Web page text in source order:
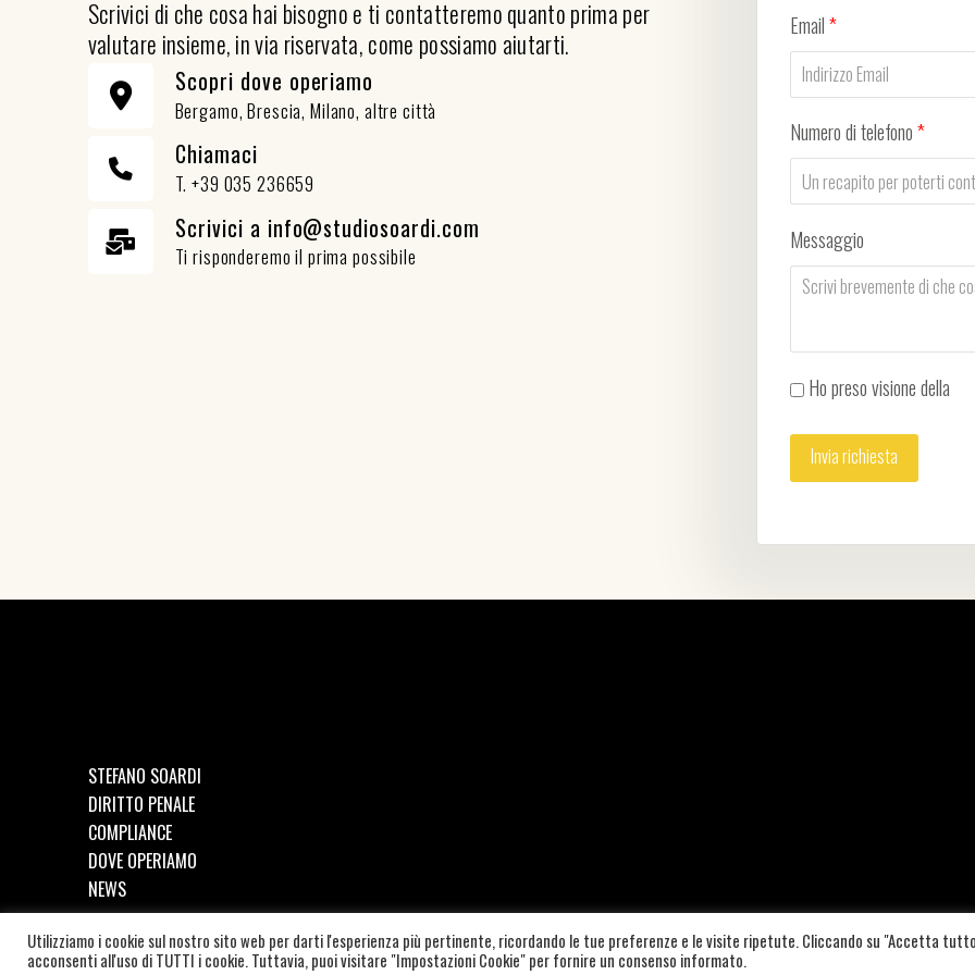
Scrivici di che cosa hai bisogno e ti contatteremo quanto prima per
valutare insieme, in via riservata, come possiamo aiutarti.
Scopri dove operiamo
Bergamo, Brescia, Milano, altre città
Chiamaci
T. +39 035 236659
Scrivici a info@studiosoardi.com
Ti risponderemo il prima possibile
Email*
Numero di telefono*
Messaggio
Ho preso visione della
STEFANO SOARDI
DIRITTO PENALE
COMPLIANCE
DOVE OPERIAMO
NEWS
©2026 SOARDI STUDIO LEGALE | C.F. e P.IVA: SRDSFN87A19B157W |COOKIE POLICY– PRIVACY POLICY|CREDITS
Utilizziamo i cookie sul nostro sito web per darti l'esperienza più pertinente, ricordando le tue preferenze e le visite ripetute. Cliccando su "Accetta
acconsenti all'uso di TUTTI i cookie. Tuttavia, puoi visitare "Impostazioni Cookie" per fornire un consenso informato.